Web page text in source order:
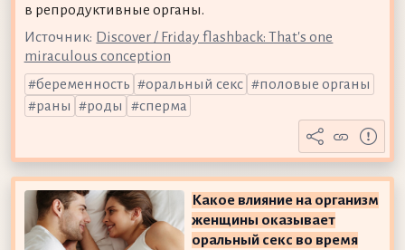
в репродуктивные органы.
Источник: Discover / Friday flashback: That's one
miraculous conception
беременность
оральный секс
половые органы
раны
роды сперма
Какое влияние на организм
женщины оказывает
оральный секс во время